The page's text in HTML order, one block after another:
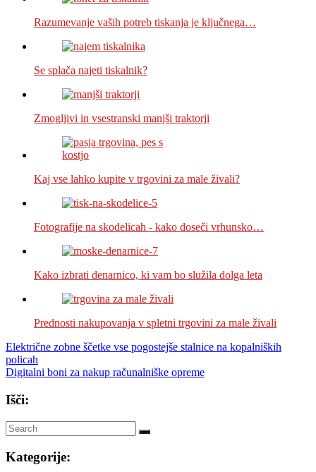
Razumevanje vaših potreb tiskanja je ključnega…
Se splača najeti tiskalnik?
Zmogljivi in vsestranski manjši traktorji
Kaj vse lahko kupite v trgovini za male živali?
Fotografije na skodelicah - kako doseči vrhunsko…
Kako izbrati denarnico, ki vam bo služila dolga leta
Prednosti nakupovanja v spletni trgovini za male živali
Navigacija
prispevka
Električne zobne ščetke vse pogostejše stalnice na kopalniških
policah
Digitalni boni za nakup računalniške opreme
Išči:
Kategorije: